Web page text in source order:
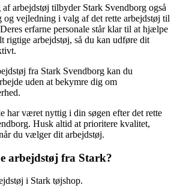
arbejdstøj tilbyder Stark Svendborg også
og vejledning i valg af det rette arbejdstøj til
erfarne personale står klar til at hjælpe
rigtige arbejdstøj, så du kan udføre dit
fra Stark Svendborg kan du
uden at bekymre dig om
har været nyttig i din søgen efter det rette
Husk altid at prioritere kvalitet,
du vælger dit arbejdstøj.
arbejdstøj fra Stark?
i Stark tøjshop.